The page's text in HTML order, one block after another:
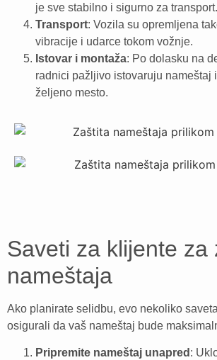
je sve stabilno i sigurno za transport.
Transport: Vozila su opremljena
vibracije i udarce tokom vožnje.
Istovar i montaža: Po dolasku na
radnici pažljivo istovaruju nameštaj
željeno mesto.
Saveti za klijente za
nameštaja
Ako planirate selidbu, evo nekoliko
osigurali da vaš nameštaj bude
Pripremite nameštaj unapred :